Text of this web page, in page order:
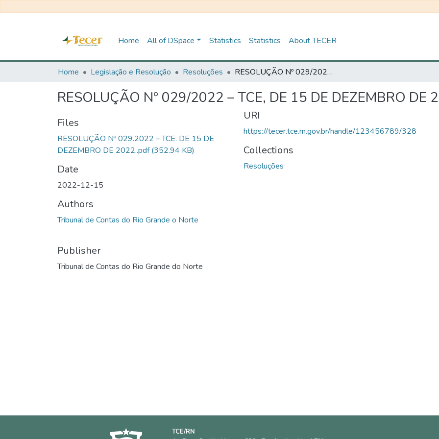
Home All of DSpace Statistics Statistics About TECER
Home Legislação e Resolução Resoluções RESOLUÇÃO Nº 029/2022 – TCE, DE 15 DE DEZEMBRO DE 2022.
RESOLUÇÃO Nº 029/2022 – TCE, DE 15 DE DEZEMBRO DE
Files
RESOLUÇÃO Nº 029.2022 – TCE. DE 15 DE
DEZEMBRO DE 2022..pdf(352.94 KB)
Date
2022-12-15
Authors
Tribunal de Contas do Rio Grande o Norte
Publisher
Tribunal de Contas do Rio Grande do Norte
URI
https://tecer.tce.rn.gov.br/handle/123456789/328
Collections
Resoluções
TCE/RN